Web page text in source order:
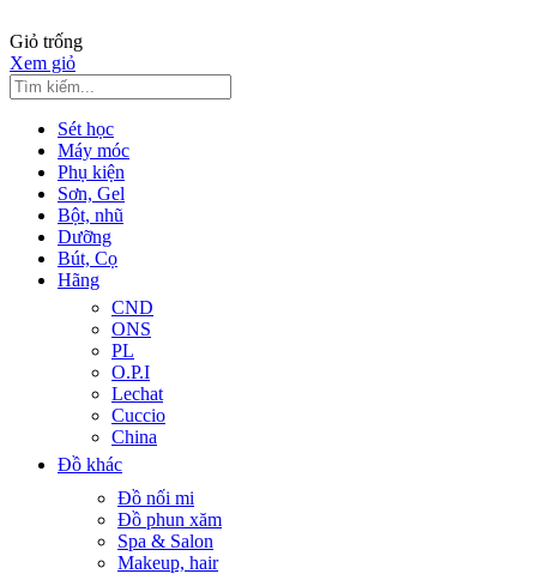
Giỏ trống
Xem giỏ
Sét học
Máy móc
Phụ kiện
Sơn, Gel
Bột, nhũ
Dưỡng
Bút, Cọ
Hãng
CND
ONS
PL
O.P.I
Lechat
Cuccio
China
Đồ khác
Đồ nối mi
Đồ phun xăm
Spa & Salon
Makeup, hair